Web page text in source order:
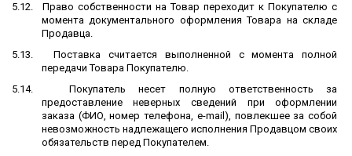
5.12.
Право собственности на Товар переходит к Покупателю с
момента документального оформления Товара на складе
Продавца.
5.13.
Поставка считается выполненной с момента полной
передачи Товара Покупателю.
5.14.
Покупатель несет полную ответственность за
предоставление неверных сведений при оформлении
заказа (ФИО, номер телефона, e-mail), повлекшее за собой
невозможность надлежащего исполнения Продавцом своих
обязательств перед Покупателем.